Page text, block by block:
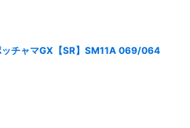
ッチャマGX【SR】SM11A 069/064